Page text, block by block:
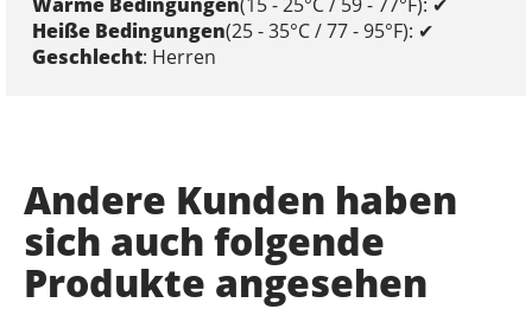
Heiße Bedingungen(25 - 35°C / 77 - 95°F): ✔
Geschlecht: Herren
Andere Kunden haben
sich auch folgende
Produkte angesehen